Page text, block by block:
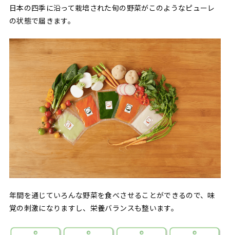
日本の四季に沿って栽培された旬の野菜がこのようなピューレ
の状態で届きます。
年間を通じていろんな野菜を食べさせることができるので、味
覚の刺激になりますし、栄養バランスも整います。